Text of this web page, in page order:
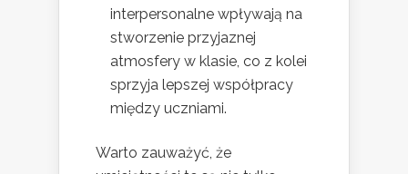
interpersonalne wpływają na
stworzenie przyjaznej
atmosfery w klasie, co z kolei
sprzyja lepszej współpracy
między uczniami.
Warto zauważyć, że